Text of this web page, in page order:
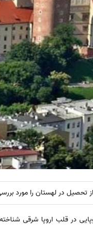
تحصیل در لهستان را مورد